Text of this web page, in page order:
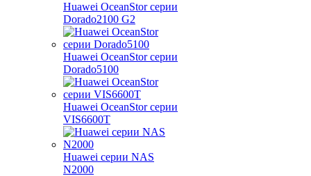
Huawei OceanStor серии
Dorado2100 G2
Huawei OceanStor серии
Dorado5100
Huawei OceanStor серии
VIS6600T
Huawei серии NAS
N2000